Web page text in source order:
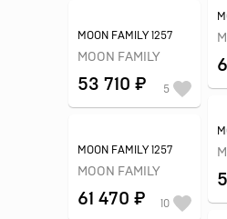
MOON FAMILY 1257
MOON FAMILY
53 710 ₽ 5
MOON FAMILY 1257
MOON FAMILY
61 470 ₽ 10